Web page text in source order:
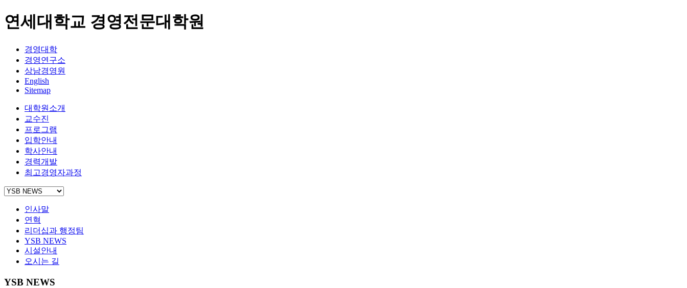
연세대학교 경영전문대학원
경영대학
경영연구소
상남경영원
English
Sitemap
대학원소개
교수진
프로그램
입학안내
학사안내
경력개발
최고경영자과정
인사말
연혁
리더십과 행정팀
YSB NEWS
시설안내
오시는 길
YSB NEWS